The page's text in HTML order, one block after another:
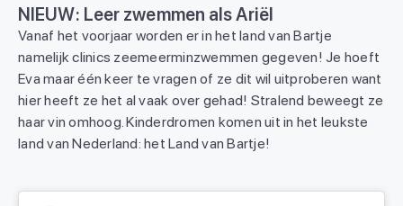
NIEUW: Leer zwemmen als Ariël
Vanaf het voorjaar worden er in het land van Bartje
namelijk clinics zeemeerminzwemmen gegeven! Je hoeft
Eva maar één keer te vragen of ze dit wil uitproberen want
hier heeft ze het al vaak over gehad! Stralend beweegt ze
haar vin omhoog. Kinderdromen komen uit in het leukste
land van Nederland: het Land van Bartje!